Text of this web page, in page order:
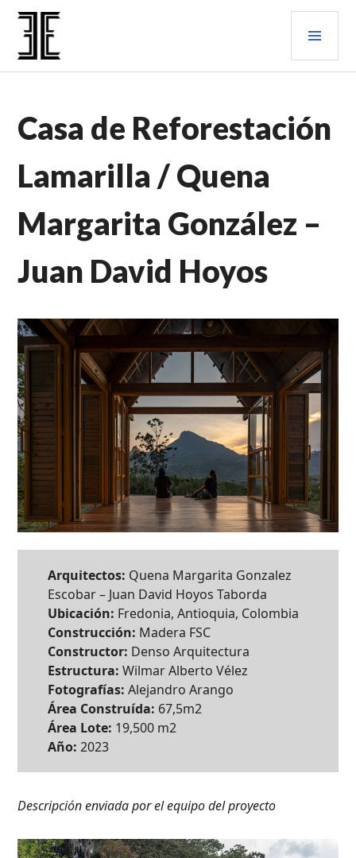
Saltar
ENTRE ESTILOS
DE
CAMPO,
PROFESIONALES
Casa de Reforestación
Lamarilla / Quena
Margarita González –
Juan David Hoyos
Arquitectos: Quena Margarita Gonzalez
Escobar – Juan David Hoyos Taborda
Ubicación: Fredonia, Antioquia, Colombia
Construcción: Madera FSC
Constructor: Denso Arquitectura
Estructura: Wilmar Alberto Vélez
Fotografías: Alejandro Arango
Área Construída: 67,5m2
Área Lote: 19,500 m2
Año: 2023
Descripción enviada por el equipo del proyecto